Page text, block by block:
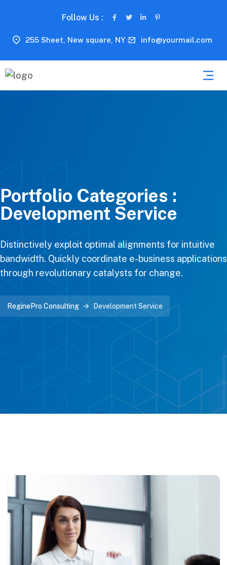
Follow Us :
255 Sheet, New square, NY info@yourmail.com
Portfolio Categories :
Development Service
Distinctively exploit optimal alignments for intuitive
bandwidth. Quickly coordinate e-business applications
through revolutionary catalysts for change.
ReginePro Consulting Development Service